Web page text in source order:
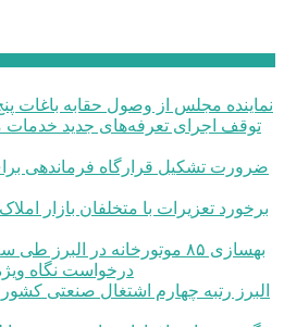
نماینده مجلس از وصول حقابه باغات
بهسازی ۸۵ موتورخانه در البرز طی سه‌ماهه نخست امسال
درخواست نگاه